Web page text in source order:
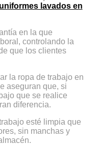
lavados en
en la que
controlando la
que los clientes
la ropa de trabajo en
aseguran que, si
que se realice
diferencia.
esté limpia que
sin manchas y